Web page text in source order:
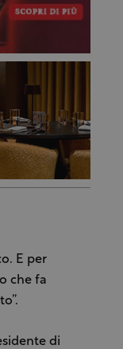
E per
che fa
di